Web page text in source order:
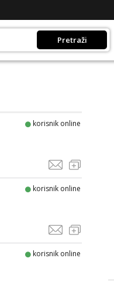
Pretraži
korisnik online
korisnik online
korisnik online